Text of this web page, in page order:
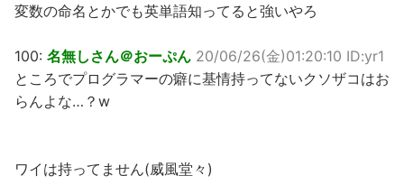
変数の命名とかでも英単語知ってると強いやろ
100: 名無しさん＠おーぷん 20/06/26(金)01:20:10 ID:yr1
ところでプログラマーの癖に基情持ってないクソザコはお
らんよな…？w
ワイは持ってません(威風堂々)